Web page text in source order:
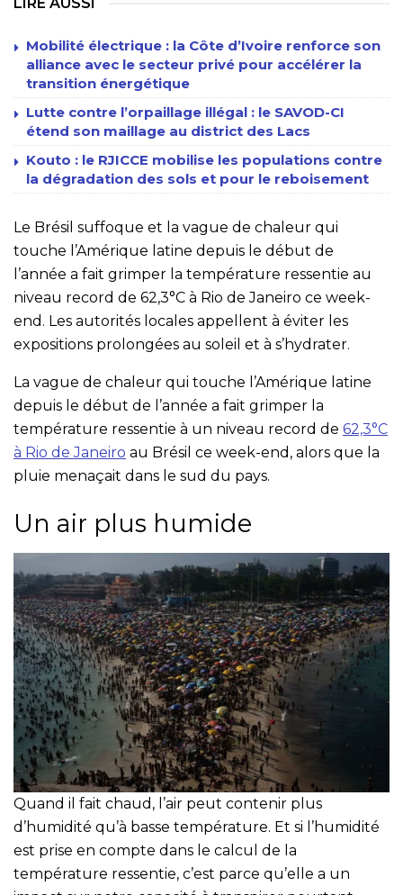
Mobilité électrique : la Côte d’Ivoire renforce son
alliance avec le secteur privé pour accélérer la
transition énergétique
Lutte contre l’orpaillage illégal : le SAVOD-CI
étend son maillage au district des Lacs
Kouto : le RJICCE mobilise les populations contre
la dégradation des sols et pour le reboisement
Le Brésil suffoque et la vague de chaleur qui
touche l’Amérique latine depuis le début de
l’année a fait grimper la température ressentie au
niveau record de 62,3°C à Rio de Janeiro ce week-
end. Les autorités locales appellent à éviter les
expositions prolongées au soleil et à s’hydrater.
La vague de chaleur qui touche l’Amérique latine
depuis le début de l’année a fait grimper la
température ressentie à un niveau record de 62,3°C
à Rio de Janeiro au Brésil ce week-end, alors que la
pluie menaçait dans le sud du pays.
Un air plus humide
Quand il fait chaud, l’air peut contenir plus
d’humidité qu’à basse température. Et si l’humidité
est prise en compte dans le calcul de la
température ressentie, c’est parce qu’elle a un